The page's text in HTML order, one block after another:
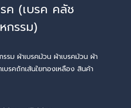
ค (เบรค คลัช
กรรม)
รม ผ้าเบรคม้วน ผ้าเบรคม้วน ผ้า
บรคถักเส้นใยทองเหลือง สินค้า